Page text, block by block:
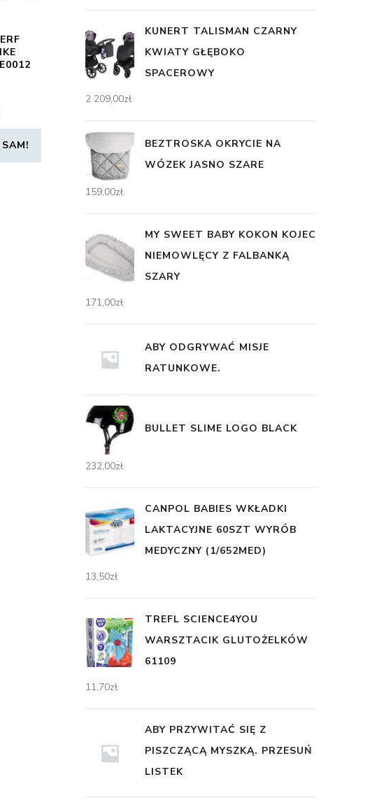
KUNERT TALISMAN CZARNY
KWIATY GŁĘBOKO
SPACEROWY
2 209,00zł
BEZTROSKA OKRYCIE NA
WÓZEK JASNO SZARE
159,00zł
MY SWEET BABY KOKON KOJEC
NIEMOWLĘCY Z FALBANKĄ
SZARY
171,00zł
ABY ODGRYWAĆ MISJE
RATUNKOWE.
BULLET SLIME LOGO BLACK
232,00zł
CANPOL BABIES WKŁADKI
LAKTACYJNE 60SZT WYRÓB
MEDYCZNY (1/652MED)
13,50zł
TREFL SCIENCE4YOU
WARSZTACIK GLUTOŻELKÓW
61109
11,70zł
ABY PRZYWITAĆ SIĘ Z
PISZCZĄCĄ MYSZKĄ. PRZESUŃ
LISTEK